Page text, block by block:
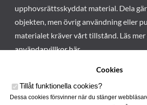
upphovsrättsskyddat material. Dela
objekten, men övrig användning eller
materialet kräver vårt tillstånd. Läs mer
användarvillkor här.
Cookies
Tillåt funktionella cookies?
Dessa cookies försvinner när du stänger